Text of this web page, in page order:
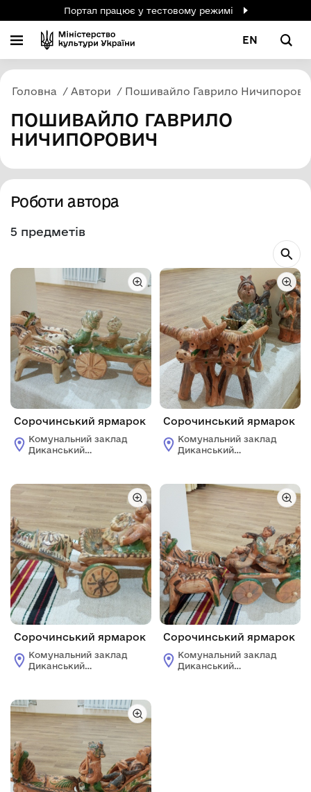
Портал працює у тестовому режимі
EN
Головна Автори Пошивайло Гаврило
ПОШИВАЙЛО ГАВРИЛО
НИЧИПОРОВИЧ
Роботи автора
5 предметів
Сорочинський ярмарок
Комунальний заклад
Диканський
ім. Д.М.Гармаша
Сорочинський ярмарок
Комунальний заклад
Диканський
ім. Д.М.Гармаша
Сорочинський ярмарок
Комунальний заклад
Диканський
ім. Д.М.Гармаша
Сорочинський ярмарок
Комунальний заклад
Диканський